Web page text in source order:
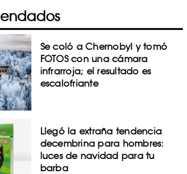
Se coló a Chernobyl y tomó
FOTOS con una cámara
infrarroja; el resultado es
escalofriante
Llegó la extraña tendencia
decembrina para hombres:
luces de navidad para tu
barba